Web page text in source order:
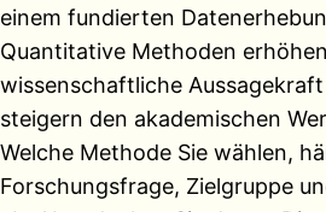
einem fundierten
Quantitative Methoden
wissenschaftliche
steigern den akademischen
Welche Methode Sie wählen,
Forschungsfrage, Zielgruppe